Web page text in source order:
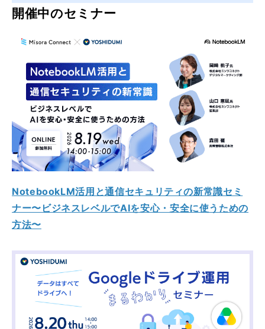
開催中のセミナー
NotebookLM活用と通信セキュリティの新常識セミ
ナー〜ビジネスレベルでAIを安心・安全に使うための
方法〜